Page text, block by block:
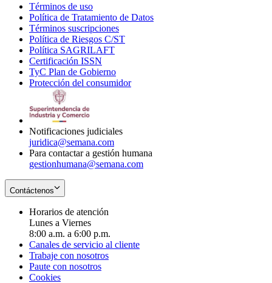
Términos de uso
in
new
window
Política de Tratamiento de Datos
Términos suscripciones
in
Política de Riesgos C/ST
Política SAGRILAFT
new
window
Certificación ISSN
in
new
TyC Plan de Gobierno
in
Protección del consumidorOpens
Notificaciones judiciales
juridica@semana.com
Para contactar a gestión humana
gestionhumana@semana.com
Contáctenos
Horarios de atención
Lunes a Viernes
8:00 a.m. a 6:00 p.m.
Canales de servicio al cliente
Trabaje con nosotros
Paute con nosotros
Cookies